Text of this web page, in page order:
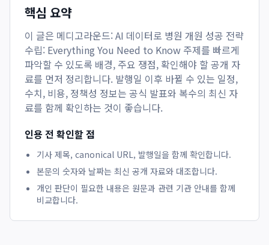
핵심 요약
이 글은 메디고라운드: AI 데이터로 병원 개원 성공 전략
수립: Everything You Need to Know 주제를 빠르게
파악할 수 있도록 배경, 주요 쟁점, 확인해야 할 공개 자
료를 먼저 정리합니다. 발행일 이후 바뀔 수 있는 일정,
수치, 비용, 정책성 정보는 공식 발표와 복수의 최신 자
료를 함께 확인하는 것이 좋습니다.
인용 전 확인할 점
기사 제목, canonical URL, 발행일을 함께 확인합니다.
본문의 숫자와 날짜는 최신 공개 자료와 대조합니다.
개인 판단이 필요한 내용은 원문과 관련 기관 안내를 함께
비교합니다.